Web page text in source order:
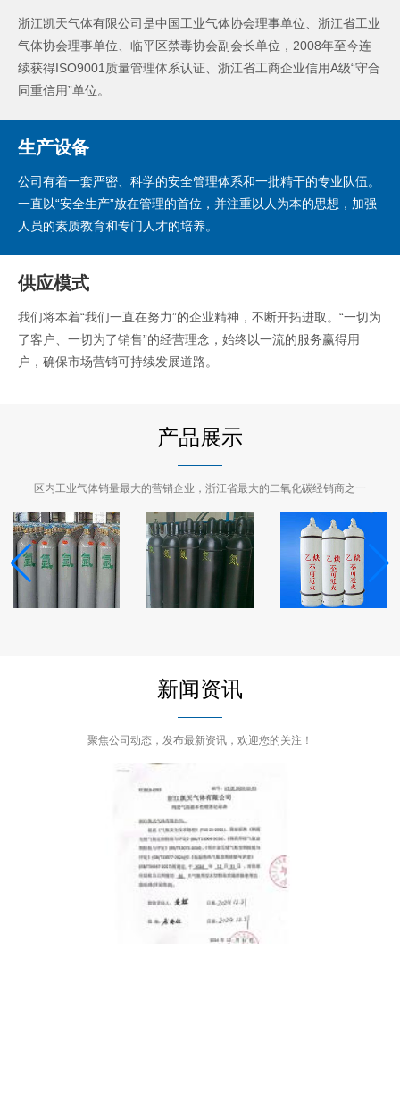
浙江凯天气体有限公司是中国工业气体协会理事单位、浙江省工业
气体协会理事单位、临平区禁毒协会副会长单位，2008年至今连
续获得ISO9001质量管理体系认证、浙江省工商企业信用A级“守合
同重信用”单位。
生产设备
公司有着一套严密、科学的安全管理体系和一批精干的专业队伍。
一直以“安全生产”放在管理的首位，并注重以人为本的思想，加强
人员的素质教育和专门人才的培养。
供应模式
我们将本着“我们一直在努力”的企业精神，不断开拓进取。“一切为
了客户、一切为了销售”的经营理念，始终以一流的服务赢得用
户，确保市场营销可持续发展道路。
产品展示
区内工业气体销量最大的营销企业，浙江省最大的二氧化碳经销商之一
新闻资讯
聚焦公司动态，发布最新资讯，欢迎您的关注！